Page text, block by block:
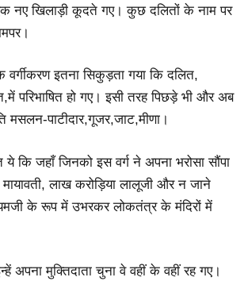
नए खिलाड़ी कूदते गए। कुछ दलितों के नाम पर
वर्गीकरण इतना सिकुड़ता गया कि दलित,
परिभाषित हो गए। इसी तरह पिछड़े भी और अब
मसलन-पाटीदार,गूजर,जाट,मीणा।
ये कि जहाँ जिनको इस वर्ग ने अपना भरोसा सौंपा
मायावती, लाख करोड़िया लालूजी और न जाने
के रूप में उभरकर लोकतंत्र के मंदिरों में
अपना मुक्तिदाता चुना वे वहीं के वहीं रह गए।